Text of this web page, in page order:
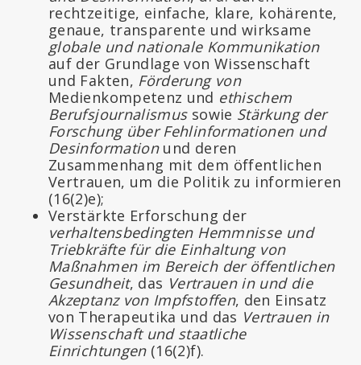
rechtzeitige, einfache, klare, kohärente,
genaue, transparente und wirksame
globale und nationale Kommunikation
auf der Grundlage von Wissenschaft
und Fakten, Förderung von
Medienkompetenz und ethischem
Berufsjournalismussowie Stärkung der
Forschung über Fehlinformationen und
Desinformationund deren
Zusammenhang mit dem öffentlichen
Vertrauen, um die Politik zu informieren
(16(2)e);
Verstärkte Erforschung der
verhaltensbedingten Hemmnisse und
Triebkräfte für die Einhaltung von
Maßnahmen im Bereich der öffentlichen
Gesundheit, das Vertrauen in und die
Akzeptanz von Impfstoffen, den Einsatz
von Therapeutika und das Vertrauen in
Wissenschaft und staatliche
Einrichtungen(16(2)f).